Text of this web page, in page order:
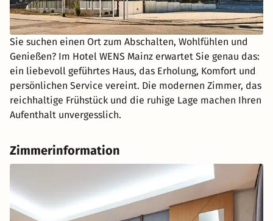
Sie suchen einen Ort zum Abschalten, Wohlfühlen und
Genießen? Im Hotel WENS Mainz erwartet Sie genau das:
ein liebevoll geführtes Haus, das Erholung, Komfort und
persönlichen Service vereint. Die modernen Zimmer, das
reichhaltige Frühstück und die ruhige Lage machen Ihren
Aufenthalt unvergesslich.
Zimmerinformation